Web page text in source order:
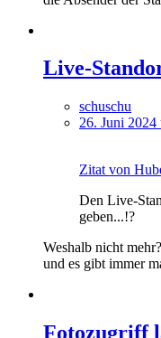
Live-
schuschu
26. Juni 2024
Zitat von
Den Live-
geben...!?
Weshalb nicht
und es gibt immer
Fotozugriff